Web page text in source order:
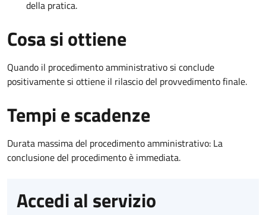
della pratica.
Cosa si ottiene
Quando il procedimento amministrativo si conclude
positivamente si ottiene il rilascio del provvedimento finale.
Tempi e scadenze
Durata massima del procedimento amministrativo: La
conclusione del procedimento è immediata.
Accedi al servizio